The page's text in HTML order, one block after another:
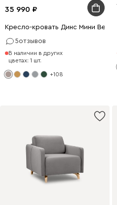
35 990
Кресло-кровать Динс Мини
5отзывов
В наличии в других
цветах: 1 шт.
+108